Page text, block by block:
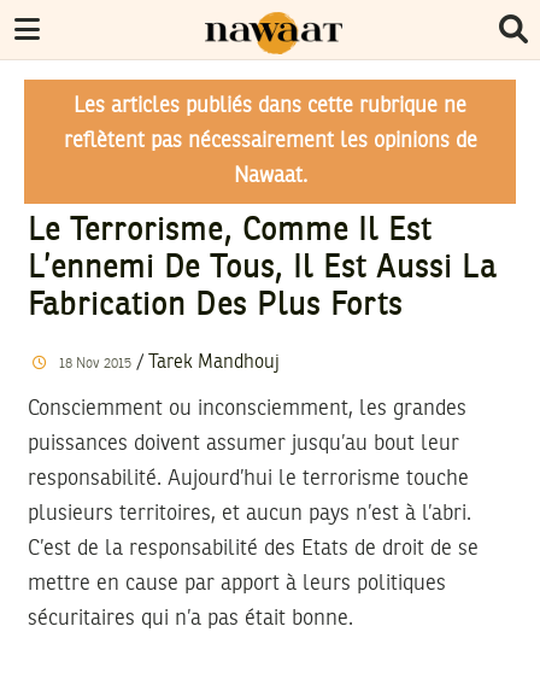
Les articles publiés dans cette rubrique ne
reflètent pas nécessairement les opinions de
Nawaat.
Le Terrorisme, Comme Il Est
L’ennemi De Tous, Il Est Aussi La
Fabrication Des Plus Forts
18 Nov 2015/ Tarek Mandhouj
Consciemment ou inconsciemment, les grandes
puissances doivent assumer jusqu’au bout leur
responsabilité. Aujourd’hui le terrorisme touche
plusieurs territoires, et aucun pays n’est à l’abri.
C’est de la responsabilité des Etats de droit de se
mettre en cause par apport à leurs politiques
sécuritaires qui n’a pas était bonne.